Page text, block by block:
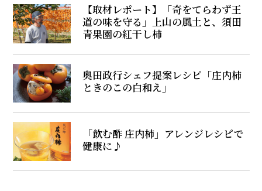
【取材レポート】「奇をてらわず王
道の味を守る」上山の風土と、須田
青果園の紅干し柿
奥田政行シェフ提案レシピ「庄内柿
ときのこの白和え」
「飲む酢 庄内柿」アレンジレシピで
健康に♪